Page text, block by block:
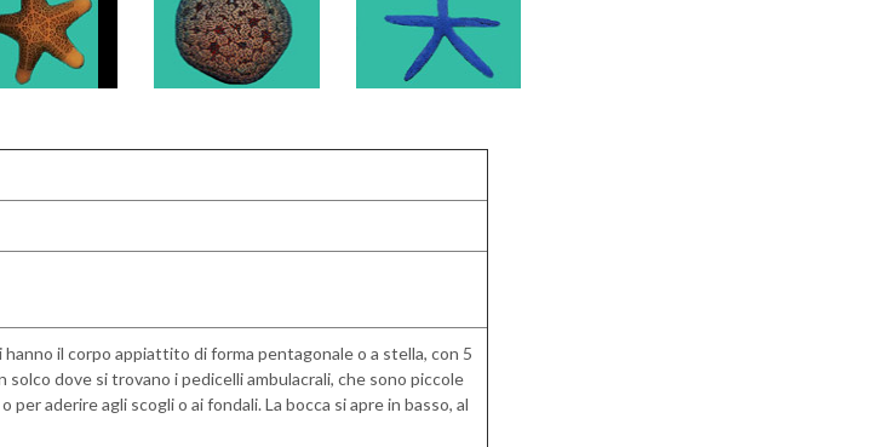
il corpo appiattito di forma pentagonale o a stella, con 5
solco dove si trovano i pedicelli ambulacrali, che sono piccole
aderire agli scogli o ai fondali. La bocca si apre in basso, al